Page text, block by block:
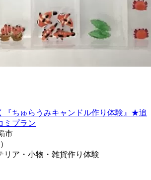
『ちゅらうみキャンドル作り体験』★追
ミプラン
市
リア・小物・雑貨作り体験